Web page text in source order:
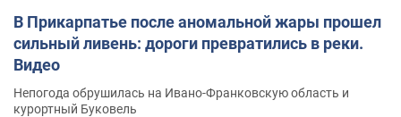
В Прикарпатье после аномальной жары прошел
сильный ливень: дороги превратились в реки.
Видео
Непогода обрушилась на Ивано-Франковскую область и
курортный Буковель